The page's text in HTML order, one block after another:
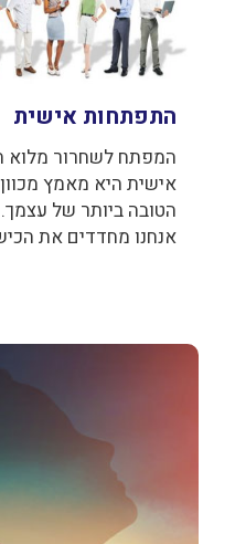
התפתחות אישית
המפתח לשחרור מלוא
אישית היא מאמץ
הטובה ביותר של
אנחנו מחדדים את